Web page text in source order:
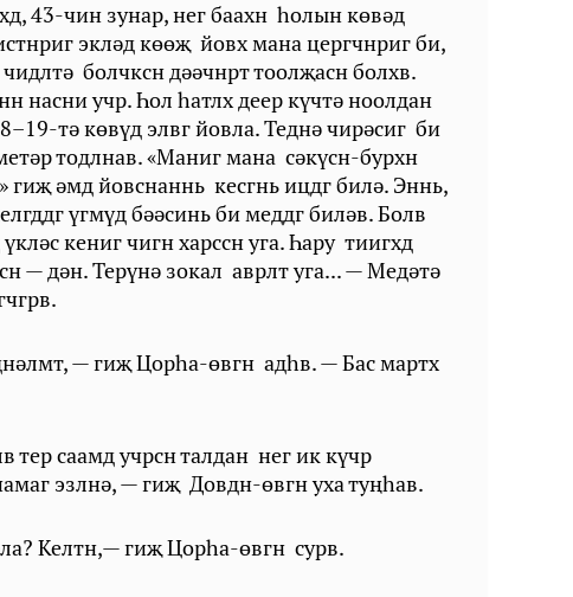
43-чин зунар, нег баахн һолын көвәд
экләд көөҗ йовх мана цергчнриг би,
болчксн дәәчнрт тоолҗасн болхв.
насни учр. Һол һатлх деер күчтә ноолдан
тә көвүд элвг йовла. Теднә чирәсиг би
тодлнав. «Маниг мана сәкүсн-бурхн
гиҗ әмд йовснаннь кесгнь ицдг билә. Эннь,
үгмүд бәәсинь би меддг биләв. Болв
кениг чигн харссн уга. Һapy тиигхд
— дән. Терүнә зокал аврлт уга... — Медәтә
— гиҗ Цорһа-өвгн адһв. — Бас мартх
тер саамд учрсн талдан нег ик күчр
эзлнә, — гиҗ Довдн-өвгн уха туңһав.
Келтн,— гиҗ Цорһа-өвгн сурв.